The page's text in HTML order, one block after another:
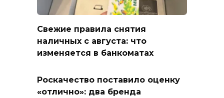
Свежие правила снятия
наличных с августа: что
изменяется в банкоматах
Роскачество поставило оценку
«отлично»: два бренда